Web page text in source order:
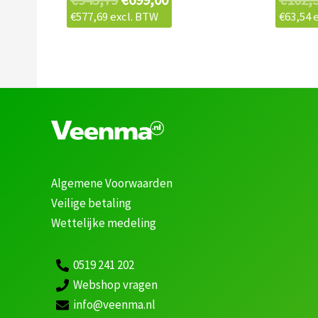
€577,69excl. BTW €63,54
Algemene Voorwaarden
Veilige betaling
Wettelijke medeling
0519 241 202
Webshop vragen
info@veenma.nl